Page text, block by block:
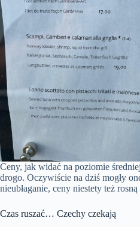
Ceny, jak widać na poziomie
drogo. Oczywiście na dziś mogły
nieubłaganie, ceny niestety też rosną
Czas ruszać… Czechy czekają